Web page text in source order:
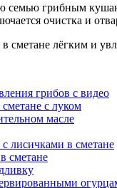
грибным
очистка и
лёгким и
грибов с видео
с луком
масле
лисичками в сметане
сметане